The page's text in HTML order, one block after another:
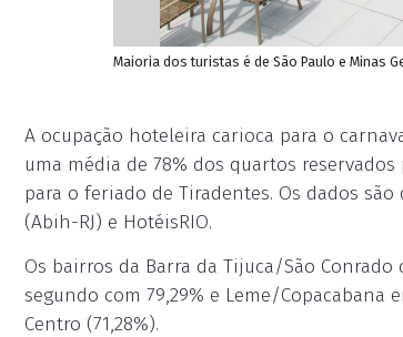
Maioria dos turistas é de São Paulo e Minas
A ocupação hoteleira carioca para o
uma média de 78% dos quartos
para o feriado de Tiradentes. Os dados
(Abih-RJ) e HotéisRIO.
Os bairros da Barra da Tijuca/São
segundo com 79,29% e Leme/Copacabana
Centro (71,28%).